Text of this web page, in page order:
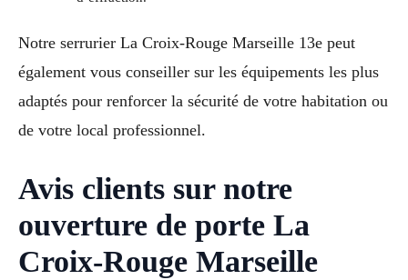
Notre serrurier La Croix-Rouge Marseille 13e peut
également vous conseiller sur les équipements les plus
adaptés pour renforcer la sécurité de votre habitation ou
de votre local professionnel.
Avis clients sur notre
ouverture de porte La
Croix-Rouge Marseille